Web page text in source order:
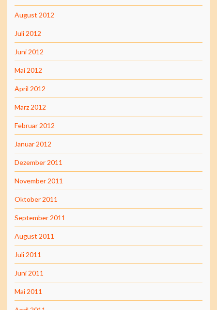
August 2012
Juli 2012
Juni 2012
Mai 2012
April 2012
März 2012
Februar 2012
Januar 2012
Dezember 2011
November 2011
Oktober 2011
September 2011
August 2011
Juli 2011
Juni 2011
Mai 2011